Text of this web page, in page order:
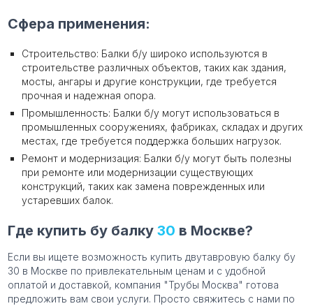
Сфера применения:
Строительство: Балки б/у широко используются в
строительстве различных объектов, таких как здания,
мосты, ангары и другие конструкции, где требуется
прочная и надежная опора.
Промышленность: Балки б/у могут использоваться в
промышленных сооружениях, фабриках, складах и других
местах, где требуется поддержка больших нагрузок.
Ремонт и модернизация: Балки б/у могут быть полезны
при ремонте или модернизации существующих
конструкций, таких как замена поврежденных или
устаревших балок.
Где купить бу балку30 в Москве?
Если вы ищете возможность купить двутавровую балку бу
30 в Москве по привлекательным ценам и с удобной
оплатой и доставкой, компания "Трубы Москва" готова
предложить вам свои услуги. Просто свяжитесь с нами по